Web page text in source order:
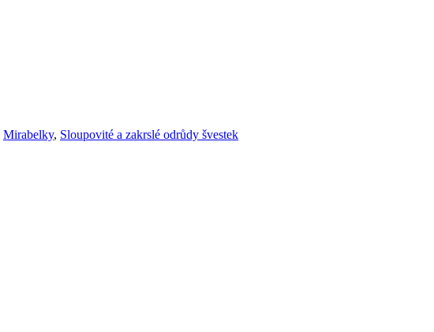
Mirabelky, Sloupovité a zakrslé odrůdy švestek